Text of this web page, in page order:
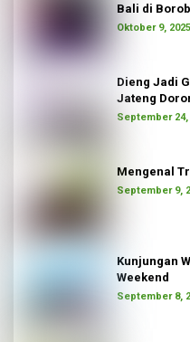
Bali di
Oktober 9, 2025
Dieng Jadi
Jateng
September 24,
Mengenal
September 9,
Kunjungan
Weekend
September 8,